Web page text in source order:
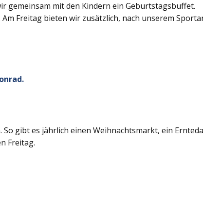
gemeinsam mit den Kindern ein Geburtstagsbuffet.
Freitag bieten wir zusätzlich, nach unserem
gibt es jährlich einen Weihnachtsmarkt, ein
Freitag.